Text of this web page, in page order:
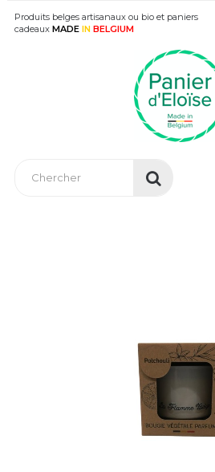
Produits belges artisanaux ou bio et paniers
cadeaux MADE IN BELGIUM